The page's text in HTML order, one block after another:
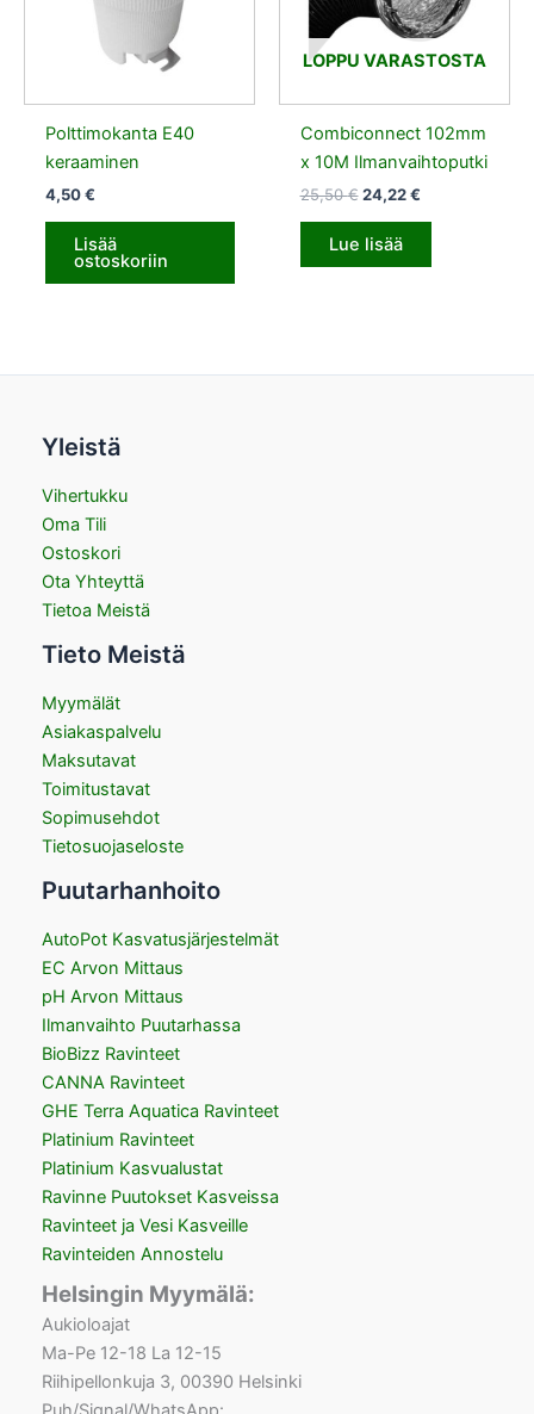
Polttimokanta E40
keraaminen
4,50€
Lisää
ostoskoriin
LOPPU VARASTOSTA
Combiconnect 102mm
x 10M Ilmanvaihtoputki
25,50€ 24,22€
Lue lisää
Yleistä
Vihertukku
Oma Tili
Ostoskori
Ota Yhteyttä
Tietoa Meistä
Tieto Meistä
Myymälät
Asiakaspalvelu
Maksutavat
Toimitustavat
Sopimusehdot
Tietosuojaseloste
Puutarhanhoito
AutoPot Kasvatusjärjestelmät
EC Arvon Mittaus
pH Arvon Mittaus
Ilmanvaihto Puutarhassa
BioBizz Ravinteet
CANNA Ravinteet
GHE Terra Aquatica Ravinteet
Platinium Ravinteet
Platinium Kasvualustat
Ravinne Puutokset Kasveissa
Ravinteet ja Vesi Kasveille
Ravinteiden Annostelu
Helsingin Myymälä:
Aukioloajat
Ma-Pe 12-18 La 12-15
Riihipellonkuja 3, 00390 Helsinki